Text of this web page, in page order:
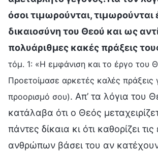
όσοι τιμωρούνται, τιμωρούνται
δικαιοσύνη του Θεού και ως
πολυάριθμες κακές πράξεις
τόμ. 1: «Η εμφάνιση και το έργο του
Προετοίμασε αρκετές καλές πράξεις
προορισμό σου). Απ’ τα λόγια του
κατάλαβα ότι ο Θεός
πάντες δίκαια κι ότι καθορίζει
ανθρώπων βάσει του αν